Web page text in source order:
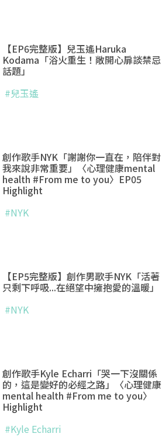
【EP6完整版】兒玉遙Haruka
Kodama「浴火重生！敞開心扉談禁忌
話題」
#兒玉遙
創作歌手NYK「謝謝你一直在，陪伴對
我來說非常重要」〈心理健康mental
health #From me to you〉EP05
Highlight
#NYK
【EP5完整版】創作男歌手NYK「活著
只剩下呼吸...在絕望中擁抱愛的溫暖」
#NYK
創作歌手Kyle Echarri「哭一下沒關係
的，這是變好的必經之路」〈心理健康
mental health #From me to you〉
Highlight
#Kyle Echarri